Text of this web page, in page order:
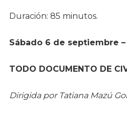
Duración: 85 minutos.
Sábado 6 de septiembre –
TODO DOCUMENTO DE
Dirigida por Tatiana Mazú